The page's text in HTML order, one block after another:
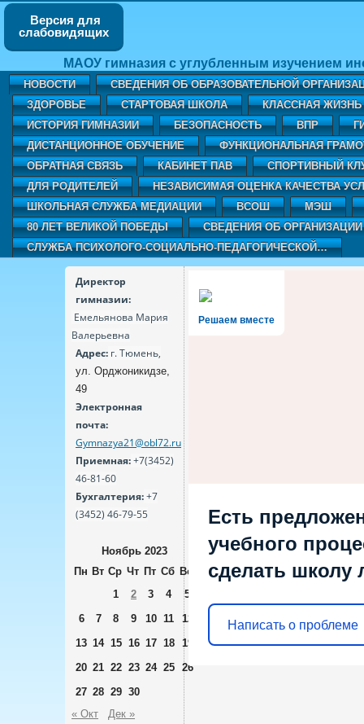
Версия для
слабовидящих
МАОУ гимназия с углубленным изучением
НОВОСТИ
СВЕДЕНИЯ ОБ ОБРАЗОВАТЕЛЬНОЙ
ЗДОРОВЬЕ
СТАРТОВАЯ ШКОЛА
КЛАССНАЯ ЖИЗНЬ
ИСТОРИЯ ГИМНАЗИИ
БЕЗОПАСНОСТЬ ВПР
ДИСТАНЦИОННОЕ ОБУЧЕНИЕ
ФУНКЦИОНАЛЬНАЯ
ОБРАТНАЯ СВЯЗЬ
КАБИНЕТ ПАВ
CПОРТИВНЫЙ
ДЛЯ РОДИТЕЛЕЙ
НЕЗАВИСИМАЯ ОЦЕНКА КАЧЕСТВА
ШКОЛЬНАЯ СЛУЖБА МЕДИАЦИИ
ВСОШ
МЭШ
80 ЛЕТ ВЕЛИКОЙ ПОБЕДЫ
СВЕДЕНИЯ ОБ
СЛУЖБА ПСИХОЛОГО-СОЦИАЛЬНО-ПЕДАГОГИЧЕСКОЙ…
Директор
гимназии:
Емельянова Мария
Валерьевна
Адрес: г. Тюмень,
ул. Орджоникидзе,
49
Электронная
почта:
Gymnazya21@obl72.ru
Приемная:+7(3452)
46-81-60
Бухгалтерия:+7
(3452) 46-79-55
Ноябрь 2023
Пн Вт Ср Чт Пт Сб Вс
1
2 3 4
5
6
7 8 9 10 11
12
13 14 15 16 17 18
19
20 21 22 23 24 25
26
27 28 29 30
« Окт
Дек »
Решаем вместе
Есть
учебного
сделать школу
Написать о проблеме